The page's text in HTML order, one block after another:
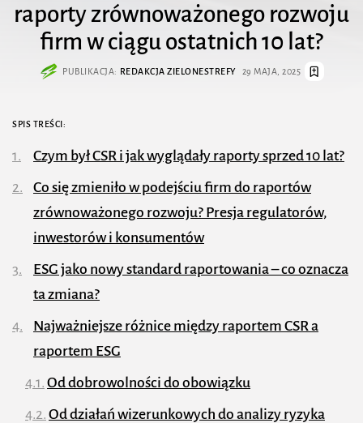
raporty zrównoważonego rozwoju
firm w ciągu ostatnich 10 lat?
PUBLIKACJA: REDAKCJA ZIELONESTREFY 29 MAJA, 2025
SPIS TREŚCI:
Czym był CSR i jak wyglądały raporty sprzed 10 lat?
Co się zmieniło w podejściu firm do raportów
zrównoważonego rozwoju? Presja regulatorów,
inwestorów i konsumentów
ESG jako nowy standard raportowania – co oznacza
ta zmiana?
Najważniejsze różnice między raportem CSR a
raportem ESG
Od dobrowolności do obowiązku
Od działań wizerunkowych do analizy ryzyka